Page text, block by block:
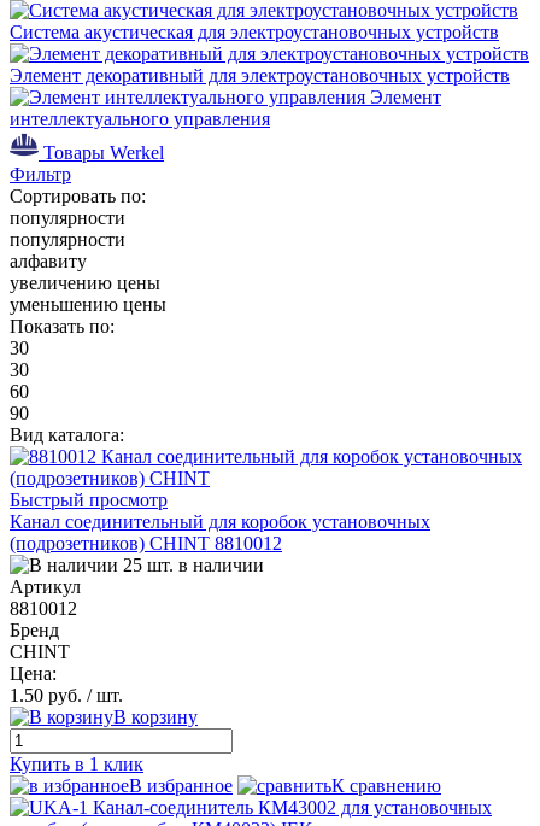
Система акустическая для электроустановочных устройств
Элемент декоративный для электроустановочных устройств
Элемент
интеллектуального управления
Товары Werkel
Фильтр
Сортировать по:
популярности
популярности
алфавиту
увеличению цены
уменьшению цены
Показать по:
30
30
60
90
Вид каталога:
Быстрый просмотр
Канал соединительный для коробок установочных
(подрозетников) CHINT 8810012
25 шт. в наличии
Артикул
8810012
Бренд
CHINT
Цена:
1.50 руб. / шт.
В корзину
Купить в 1 клик
В избранное
К сравнению